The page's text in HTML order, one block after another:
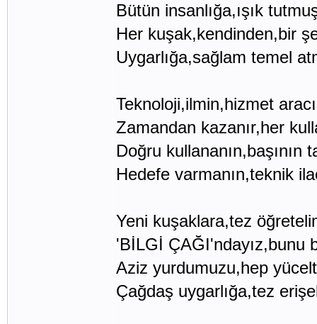
Bütün insanlığa,ışık
Her kuşak,kendinden,bir
Uygarlığa,sağlam temel
Teknoloji,ilmin,hizmet
Zamandan kazanır,her
Doğru kullananın,başının
Hedefe varmanın,teknik
Yeni kuşaklara,tez
'BİLGİ ÇAĞI'ndayız,bunu
Aziz yurdumuzu,hep
Çağdaş uygarlığa,tez